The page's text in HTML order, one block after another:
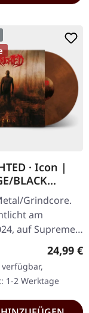
· Icon |
BLACK
LPGrindcore.
am
auf Supreme
Dunkel-
schwarz
Vinyl mit
24,99 €
1-2 Werktage